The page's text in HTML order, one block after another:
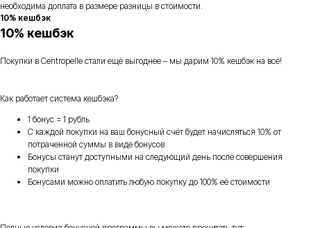
необходима доплата в размере разницы в стоимости.
10% кешбэк
10% кешбэк
Покупки в Centropelle стали ещё выгоднее – мы дарим 10% кешбэк на всё!
Как работает система кешбэка?
1 бонус = 1 рубль
С каждой покупки на ваш бонусный счёт будет начисляться 10% от
потраченной суммы в виде бонусов
Бонусы станут доступными на следующий день после совершения
покупки
Бонусами можно оплатить любую покупку до 100% её стоимости